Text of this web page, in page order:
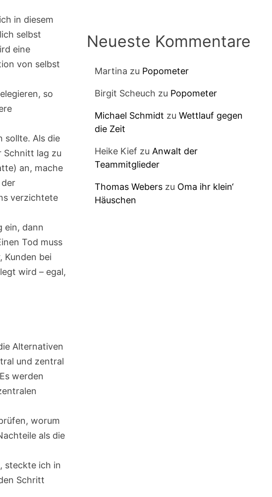
in diesem
selbst
eine
von selbst
so
sollte. Als die
Schnitt lag zu
an, mache
verzichtete
ein, dann
Tod muss
Kunden bei
wird – egal,
Alternativen
und zentral
werden
worum
als die
steckte ich in
Schritt
Neueste Kommentare
Martina zu Popometer
Birgit Scheuch zu Popometer
Michael Schmidt zu Wettlauf gegen
die Zeit
Heike Kief zu Anwalt der
Teammitglieder
Thomas Weberszu Oma ihr klein‘
Häuschen